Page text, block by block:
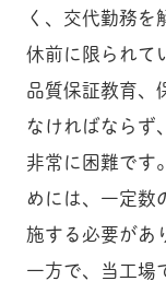
く、交代勤務を
休前に限られて
品質保証教育、
なければならず
非常に困難です
めには、一定数
施する必要があ
一方で、当工場